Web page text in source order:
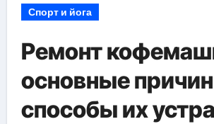
Спорт и йога
Ремонт
основные
способы их